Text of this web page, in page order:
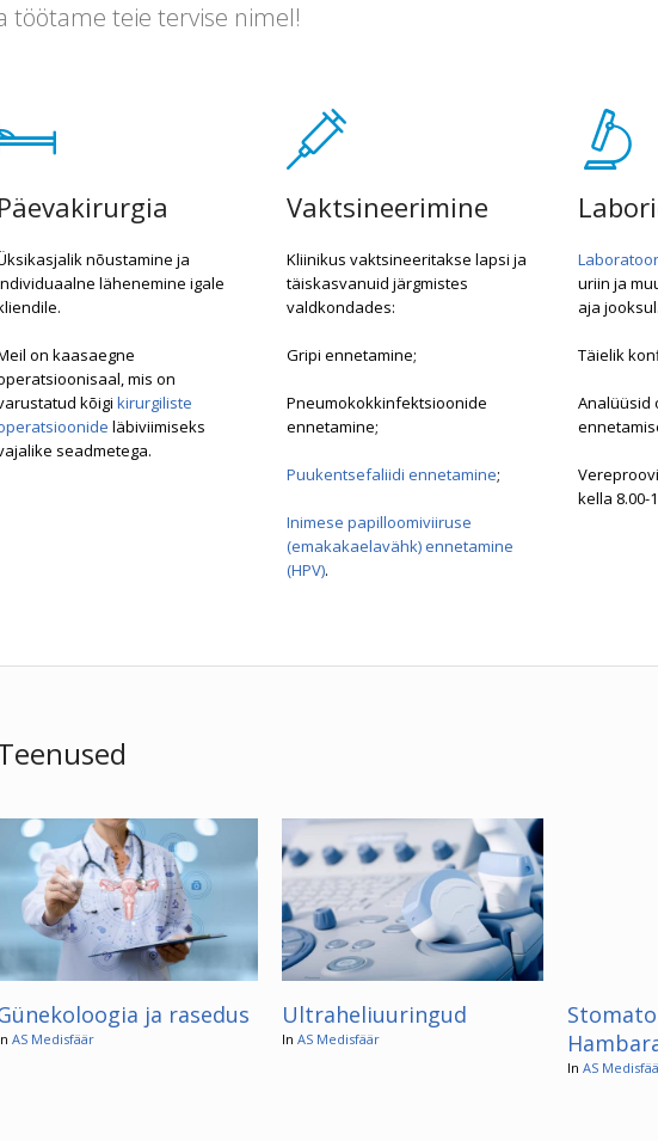
töötame teie tervise nimel!
Päevakirurgia
nõustamine ja
lähenemine igale
on kaasaegne
mis on
kõigikirurgiliste
läbiviimiseks
seadmetega.
Vaktsineerimine
Kliinikus vaktsineeritakse lapsi ja
täiskasvanuid järgmistes
valdkondades:
Gripi ennetamine;
Pneumokokkinfektsioonide
ennetamine;
Puukentsefaliidi ennetamine;
Inimese papilloomiviiruse
(emakakaelavähk) ennetamine
(HPV).
uriin ja
aja jooksul.
Täielik
Analüüsid
kella 8.00-
ja rasedus
AS Medisfäär
Ultraheliuuringud
InAS Medisfäär
InAS